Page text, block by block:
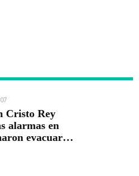
Cristo Rey
alarmas en
evacuar